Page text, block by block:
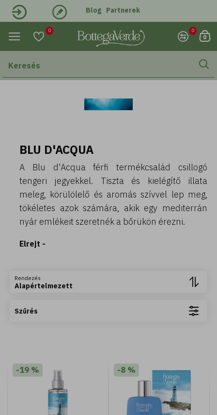
2.590 Ft
Belépés Regisztráció
Blog Partnerek
0 0
0
BLU D'ACQUA
A Blu d'Acqua férfi termékcsalád csillogó
tengeri jegyekkel. Tiszta és kielégítő illata
meleg, körülölelő és aromás szívvel lep meg,
tökéletes azok számára, akik egy mediterrán
nyár emlékeit szeretnék a bőrükön érezni.
Elrejt -
Rendezés
Alapértelmezett
Szűrés
-19 % -8 %